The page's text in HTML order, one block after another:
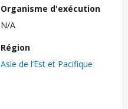
Organisme d'exécution
N/A
Région
Asie de l’Est et Pacifique